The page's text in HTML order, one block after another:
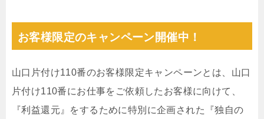
お客様限定のキャンペーン開催中！
山口片付け110番のお客様限定キャンペーンとは、山口
片付け110番にお仕事をご依頼したお客様に向けて、
『利益還元』をするために特別に企画された『独自の